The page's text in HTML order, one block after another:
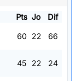
Pts Jo
Dif
60 22 66
45 22 24